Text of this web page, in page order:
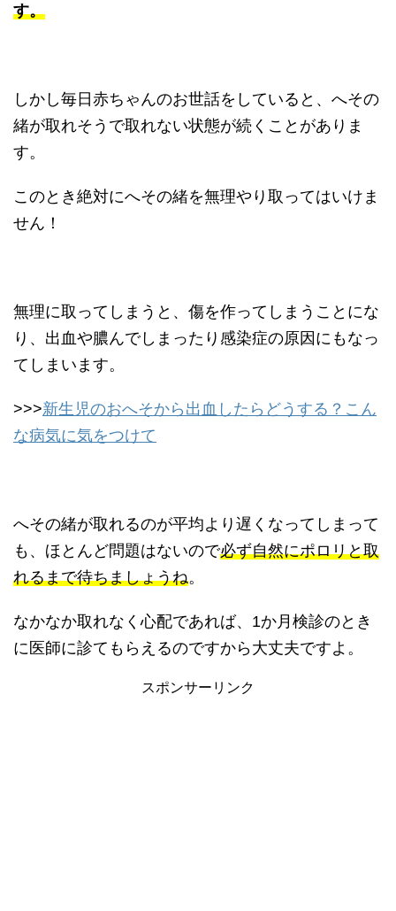
す。
しかし毎日赤ちゃんのお世話をしていると、へその
緒が取れそうで取れない状態が続くことがありま
す。
このとき絶対にへその緒を無理やり取ってはいけま
せん！
無理に取ってしまうと、傷を作ってしまうことにな
り、出血や膿んでしまったり感染症の原因にもなっ
てしまいます。
>>>新生児のおへそから出血したらどうする？こん
な病気に気をつけて
へその緒が取れるのが平均より遅くなってしまって
も、ほとんど問題はないので必ず自然にポロリと取
れるまで待ちましょうね。
なかなか取れなく心配であれば、1か月検診のとき
に医師に診てもらえるのですから大丈夫ですよ。
スポンサーリンク